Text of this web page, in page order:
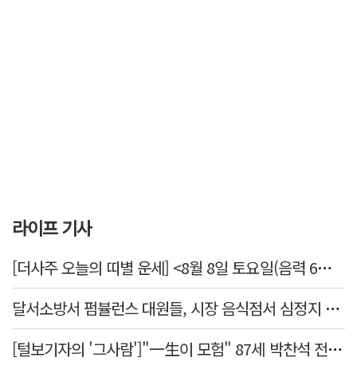
라이프 기사
[더사주 오늘의 띠별 운세] <8월 8일 토요일(음력 6월26일)>
달서소방서 펌뷸런스 대원들, 시장 음식점서 심정지 환자 생명 살려
[털보기자의 '그사람']"一生이 모험" 87세 박찬석 전 경북대 총장